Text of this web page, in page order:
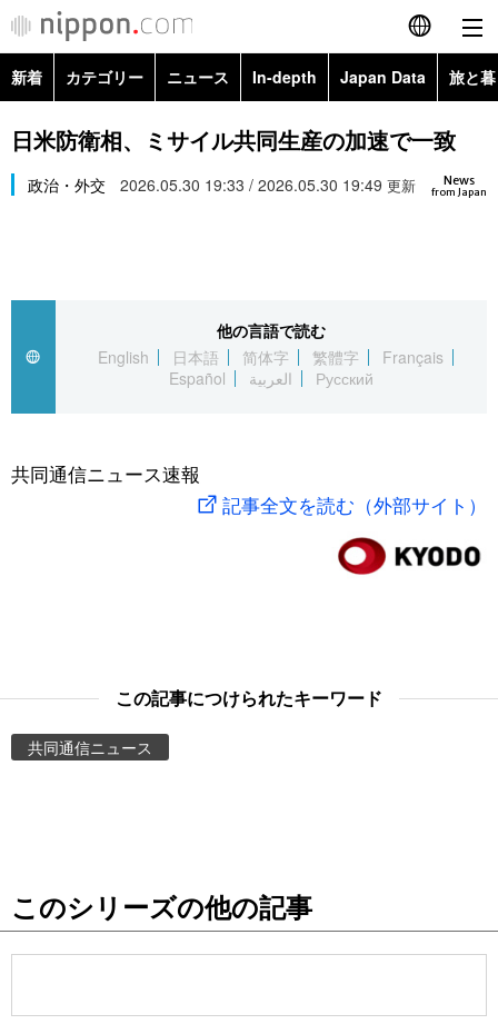
English
简体字
繁體字
العربية
社会
旅と暮らし
東京
新着 カテゴリー ニュース In-depth Japan Data 旅と
政治・外交
経済・ビジネス
社会
文化
科学・技術
暮らし
Topics
Images
お知らせ
日米防衛相、ミサイル共同生産の加速で一致
News
from Japan
政治・外交 2026.05.30 19:33 / 2026.05.30 19:49 更新
他の言語で読む
English
日本語 简体字 繁體字
Français
Español
العربية Русский
共同通信ニュース速報
記事全文を読む（外部サイト）
この記事につけられたキーワード
共同通信ニュース
このシリーズの他の記事